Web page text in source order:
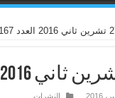
النشرات